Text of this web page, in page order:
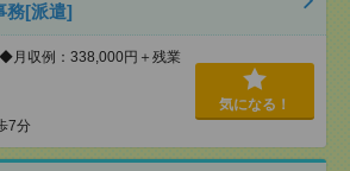
務[派遣]
収例：338,000円＋残業
7分
気になる！